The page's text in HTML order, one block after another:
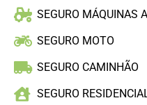
SEGURO MÁQUINAS
SEGURO MOTO
SEGURO CAMINHÃO
SEGURO